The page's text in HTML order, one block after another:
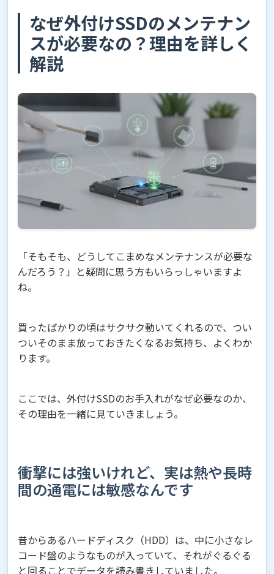
なぜ外付けSSDのメンテナン
スが必要なの？理由を詳しく
解説
「そもそも、どうしてこまめなメンテナンスが必要な
んだろう？」と疑問に思う方もいらっしゃいますよ
ね。
買ったばかりの頃はサクサク動いてくれるので、つい
ついそのまま放っておきたくなるお気持ち、よくわか
ります。
ここでは、外付けSSDのお手入れがなぜ必要なのか、
その理由を一緒に見ていきましょう。
衝撃には強いけれど、実は熱や長時
間の通電には敏感なんです
昔からあるハードディスク（HDD）は、中に小さなレ
コード盤のようなものが入っていて、それがぐるぐる
と回ることでデータを読み書きしていました。